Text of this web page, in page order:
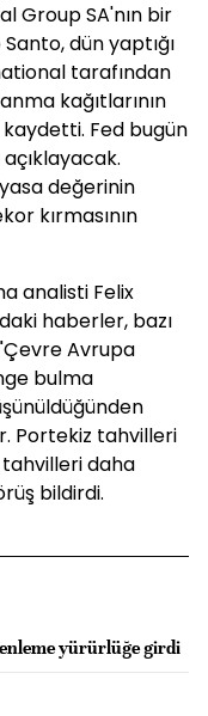
Group SA'nın bir
dün yaptığı
tarafından
kağıtlarının
Fed bugün
değerinin
kırmasının
analisti Felix
haberler, bazı
Avrupa
bulma
Portekiz tahvilleri
tahvilleri daha
bildirdi.
yürürlüğe girdi